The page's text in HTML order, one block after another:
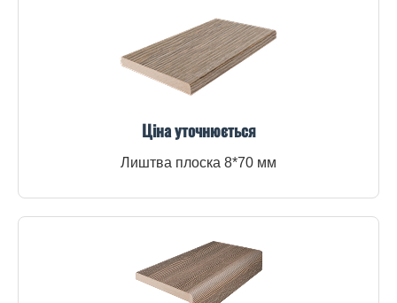
Ціна уточнюється
Лиштва плоска 8*70 мм